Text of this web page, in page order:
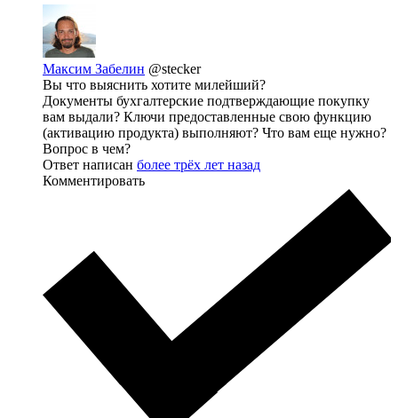
Максим Забелин @stecker
Вы что выяснить хотите милейший?
Документы бухгалтерские подтверждающие покупку
вам выдали? Ключи предоставленные свою функцию
(активацию продукта) выполняют? Что вам еще нужно?
Вопрос в чем?
Ответ написан более трёх лет назад
Комментировать